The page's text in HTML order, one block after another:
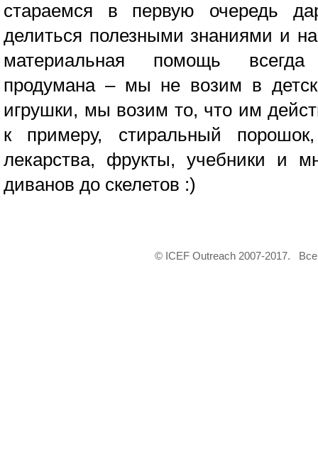
стараемся в первую очередь
делиться полезными знаниями и
материальная помощь
продумана – мы не возим в
игрушки, мы возим то, что им
к примеру, стиральный
лекарства, фрукты, учебники и
диванов до скелетов :)
© ICEF Outreach 2007-2017.